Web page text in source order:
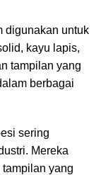
digunakan untuk
kayu lapis,
tampilan yang
berbagai
sering
Mereka
yang